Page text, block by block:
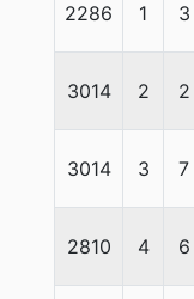
2286 1 3
3014 2 2
3014 3 7
2810 4 6